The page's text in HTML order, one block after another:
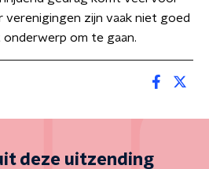
verenigingen zijn vaak niet goed
om te gaan.
deze uitzending